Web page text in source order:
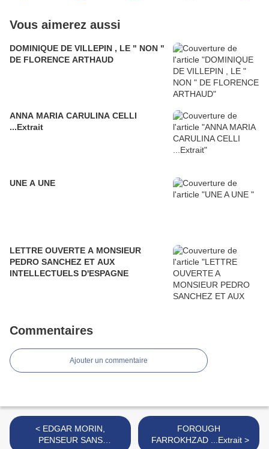
Vous aimerez aussi
DOMINIQUE DE VILLEPIN , LE " NON "
DE FLORENCE ARTHAUD
ANNA MARIA CARULINA CELLI
...Extrait
UNE A UNE
LETTRE OUVERTE A MONSIEUR
PEDRO SANCHEZ ET AUX
INTELLECTUELS D'ESPAGNE
Commentaires
Ajouter un commentaire
< EDGAR MORIN,
PENSEUR SANS
FOROUGH
FARROKHZAD ...Extrait >